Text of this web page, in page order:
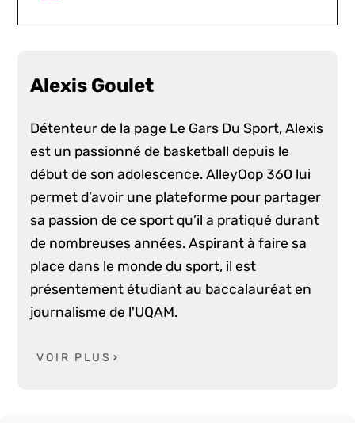
Alexis Goulet
Détenteur de la page Le Gars Du Sport, Alexis
est un passionné de basketball depuis le
début de son adolescence. AlleyOop 360 lui
permet d’avoir une plateforme pour partager
sa passion de ce sport qu’il a pratiqué durant
de nombreuses années. Aspirant à faire sa
place dans le monde du sport, il est
présentement étudiant au baccalauréat en
journalisme de l'UQAM.
VOIR PLUS